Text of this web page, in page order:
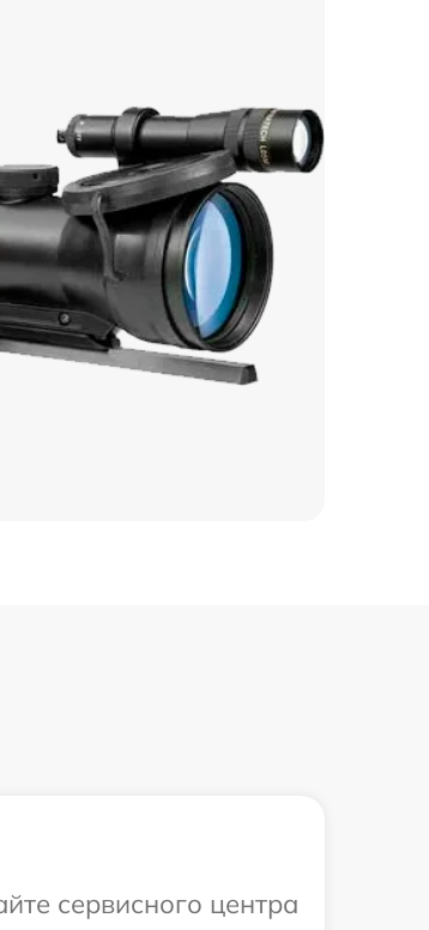
2200 р
850 р
1100 р
650 р
сервисного центра